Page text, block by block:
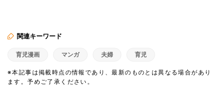
関連キーワード
育児漫画 マンガ 夫婦 育児
※本記事は掲載時点の情報であり、最新のものとは異なる場合があり
ます。予めご了承ください。